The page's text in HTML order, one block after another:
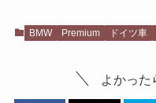
BMW Premium ドイツ車
よかった